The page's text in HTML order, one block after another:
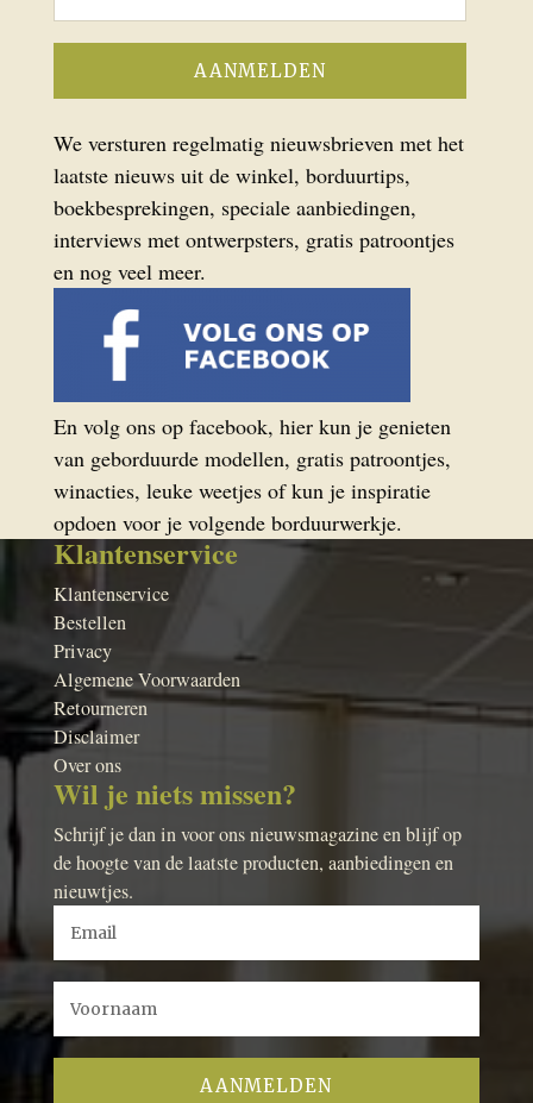
We versturen regelmatig nieuwsbrieven met het
laatste nieuws uit de winkel, borduurtips,
boekbesprekingen, speciale aanbiedingen,
interviews met ontwerpsters, gratis patroontjes
en nog veel meer.
En volg ons op facebook, hier kun je genieten
van geborduurde modellen, gratis patroontjes,
winacties, leuke weetjes of kun je inspiratie
opdoen voor je volgende borduurwerkje.
Klantenservice
Klantenservice
Bestellen
Privacy
Algemene Voorwaarden
Retourneren
Disclaimer
Over ons
Wil je niets missen?
Schrijf je dan in voor ons nieuwsmagazine en blijf op
de hoogte van de laatste producten, aanbiedingen en
nieuwtjes.